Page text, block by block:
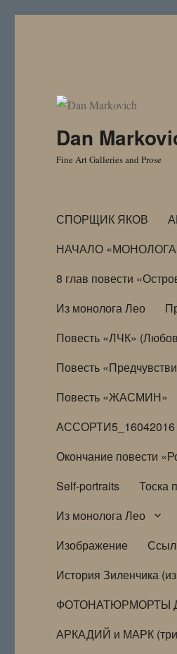
Dan
Fine Art Galleries and Prose
СПОРЩИК ЯКОВ
НАЧАЛО
8 глав повести
Из монолога Лео
Повесть «ЛЧК»
Повесть
Повесть «ЖАСМИН»
АССОРТИ5_16042016
Окончание повести
Self-portraits
Тоска
Из монолога Лео
Изображение
История Зиленчика
ФОТОНАТЮРМОРТЫ
АРКАДИЙ и МАРК (три